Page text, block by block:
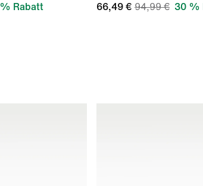
Rabatt
66,49 € 94,99 € 30 %